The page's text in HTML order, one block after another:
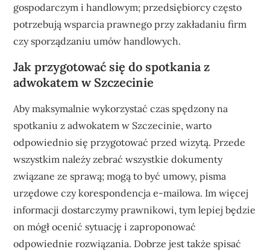
gospodarczym i handlowym; przedsiębiorcy często
potrzebują wsparcia prawnego przy zakładaniu firm
czy sporządzaniu umów handlowych.
Jak przygotować się do spotkania z
adwokatem w Szczecinie
Aby maksymalnie wykorzystać czas spędzony na
spotkaniu z adwokatem w Szczecinie, warto
odpowiednio się przygotować przed wizytą. Przede
wszystkim należy zebrać wszystkie dokumenty
związane ze sprawą; mogą to być umowy, pisma
urzędowe czy korespondencja e-mailowa. Im więcej
informacji dostarczymy prawnikowi, tym lepiej będzie
on mógł ocenić sytuację i zaproponować
odpowiednie rozwiązania. Dobrze jest także spisać